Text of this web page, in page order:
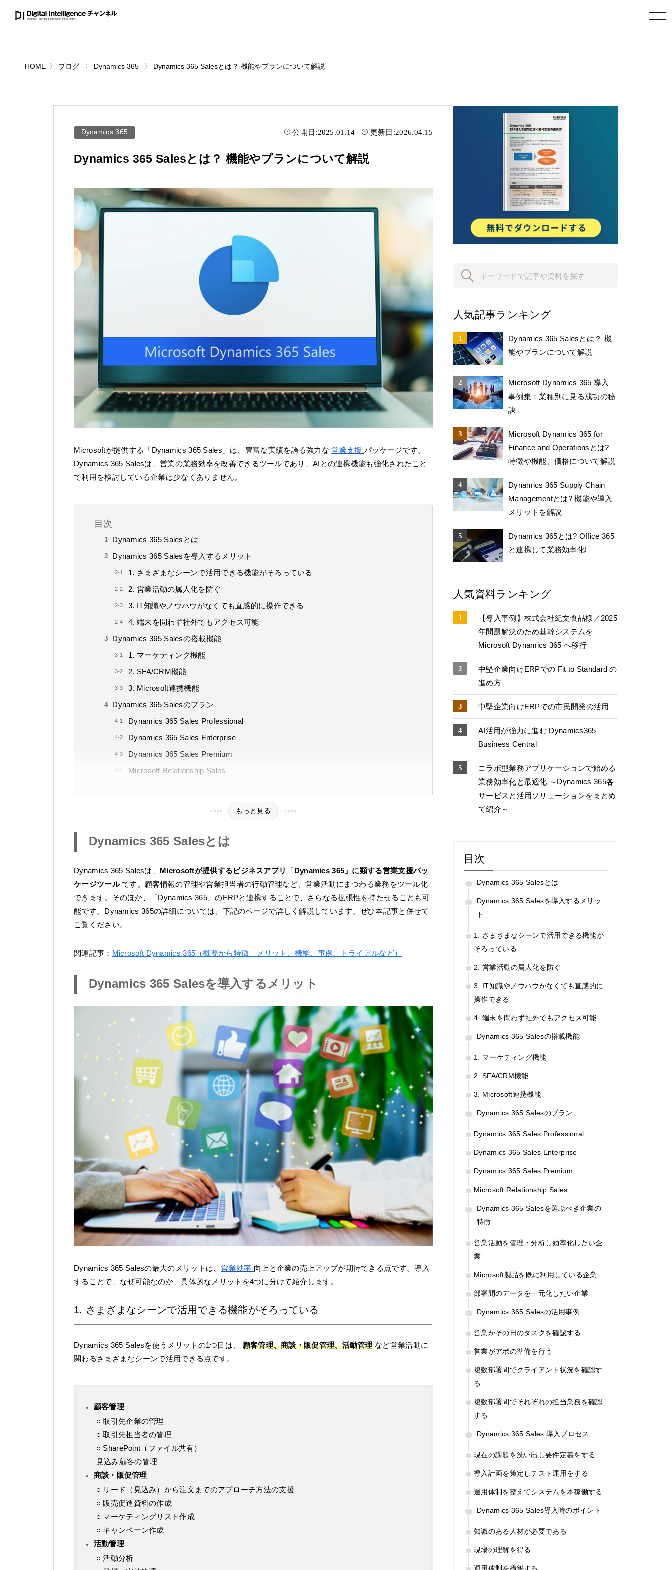
toggle navigation
HOME ブログ Dynamics 365 Dynamics 365 Salesとは？ 機能やプランについて解説
Dynamics 365 公開日:2025.01.14 更新日:2026.04.15
Dynamics 365 Salesとは？ 機能やプランについて解説
Microsoftが提供する「Dynamics 365 Sales」は、豊富な実績を誇る強力な営業支援 パッケージです。
Dynamics 365 Salesは、営業の業務効率を改善できるツールであり、AIとの連携機能も強化されたこと
で利用を検討している企業は少なくありません。
目次
Dynamics 365 Salesとは
Dynamics 365 Salesを導入するメリット
1. さまざまなシーンで活用できる機能がそろっている
2. 営業活動の属人化を防ぐ
3. IT知識やノウハウがなくても直感的に操作できる
4. 端末を問わず社外でもアクセス可能
Dynamics 365 Salesの搭載機能
1. マーケティング機能
2. SFA/CRM機能
3. Microsoft連携機能
Dynamics 365 Salesのプラン
Dynamics 365 Sales Professional
Dynamics 365 Sales Enterprise
Dynamics 365 Sales Premium
Microsoft Relationship Sales
もっと見る
Dynamics 365 Salesとは
Dynamics 365 Salesは、 Microsoftが提供するビジネスアプリ「Dynamics 365」に類する営業支援パッ
ケージツール です。顧客情報の管理や営業担当者の行動管理など、営業活動にまつわる業務をツール化
できます。そのほか、「Dynamics 365」のERPと連携することで、さらなる拡張性を持たせることも可
能です。Dynamics 365の詳細については、下記のページで詳しく解説しています。ぜひ本記事と併せて
ご覧ください。
関連記事： Microsoft Dynamics 365（概要から特徴、メリット、機能、事例、トライアルなど）
Dynamics 365 Salesを導入するメリット
Dynamics 365 Salesの最大のメリットは、営業効率 向上と企業の売上アップが期待できる点です。導入
することで、なぜ可能なのか、具体的なメリットを4つに分けて紹介します。
1. さまざまなシーンで活用できる機能がそろっている
Dynamics 365 Salesを使うメリットの1つ目は、 顧客管理、商談・販促管理、活動管理など営業活動に
関わるさまざまなシーンで活用できる点です。
顧客管理
○ 取引先企業の管理
○ 取引先担当者の管理
○ SharePoint（ファイル共有）
見込み顧客の管理
商談・販促管理
○ リード（見込み）から注文までのアプローチ方法の支援
○ 販売促進資料の作成
○ マーケティングリスト作成
○ キャンペーン作成
活動管理
○ 活動分析
人気記事ランキング
Dynamics 365 Salesとは？ 機
能やプランについて解説
Microsoft Dynamics 365 導入
事例集：業種別に見る成功の秘
訣
Microsoft Dynamics 365 for
Finance and Operationsとは?
特徴や機能、価格について解説
Dynamics 365 Supply Chain
Managementとは? 機能や導入
メリットを解説
Dynamics 365とは? Office 365
と連携して業務効率化!
人気資料ランキング
【導入事例】株式会社紀文食品様／2025
年問題解決のため基幹システムを
Microsoft Dynamics 365 へ移行
中堅企業向けERPでの Fit to Standard の
進め方
中堅企業向けERPでの市⺠開発の活用
AI活用が強力に進む Dynamics365
Business Central
コラボ型業務アプリケーションで始める
業務効率化と最適化 ～Dynamics 365各
サービスと活用ソリューションをまとめ
て紹介～
目次
Dynamics 365 Salesとは
Dynamics 365 Salesを導入するメリッ
ト
1. さまざまなシーンで活用できる機能が
そろっている
2. 営業活動の属人化を防ぐ
3. IT知識やノウハウがなくても直感的に
操作できる
4. 端末を問わず社外でもアクセス可能
Dynamics 365 Salesの搭載機能
1. マーケティング機能
2. SFA/CRM機能
3. Microsoft連携機能
Dynamics 365 Salesのプラン
Dynamics 365 Sales Professional
Dynamics 365 Sales Enterprise
Dynamics 365 Sales Premium
Microsoft Relationship Sales
Dynamics 365 Salesを選ぶべき企業の
特徴
営業活動を管理・分析し効率化したい企
業
Microsoft製品を既に利用している企業
部署間のデータを一元化したい企業
Dynamics 365 Salesの活用事例
営業がその日のタスクを確認する
営業がアポの準備を行う
複数部署間でクライアント状況を確認す
る
複数部署間でそれぞれの担当業務を確認
する
Dynamics 365 Sales 導入プロセス
現在の課題を洗い出し要件定義をする
導入計画を策定しテスト運用をする
運用体制を整えてシステムを本稼働する
Dynamics 365 Sales導入時のポイント
知識のある人材が必要である
現場の理解を得る